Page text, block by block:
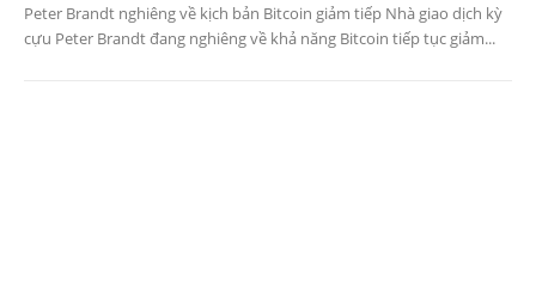
Peter Brandt nghiêng về kịch bản Bitcoin giảm tiếp Nhà giao dịch kỳ
cựu Peter Brandt đang nghiêng về khả năng Bitcoin tiếp tục giảm...